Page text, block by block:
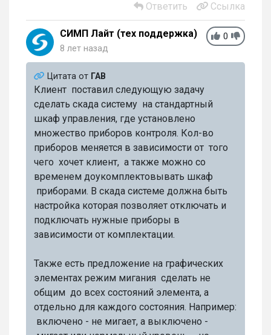
Ответить
Ссылка
0
СИМП Лайт (тех поддержка)
8 лет назад
Цитата от ГАВ
Клиент поставил следующую задачу
сделать скада систему на стандартный
шкаф управления, где установлено
множество приборов контроля. Кол-во
приборов меняется в зависимости от того
чего хочет клиент, а также можно со
временем доукомплектовывать шкаф
приборами. В скада системе должна быть
настройка которая позволяет отключать и
подключать нужные приборы в
зависимости от комплектации.
Также есть предложение на графических
элементах режим мигания сделать не
общим до всех состояний элемента, а
отдельно для каждого состояния. Например:
включено - не мигает, а выключено -